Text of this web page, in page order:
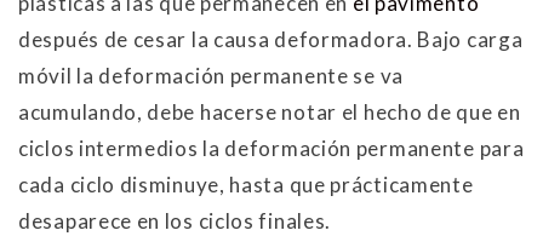
después de cesar la causa deformadora. Bajo carga
móvil la deformación permanente se va
acumulando, debe hacerse notar el hecho de que en
ciclos intermedios la deformación permanente para
cada ciclo disminuye, hasta que prácticamente
desaparece en los ciclos finales.